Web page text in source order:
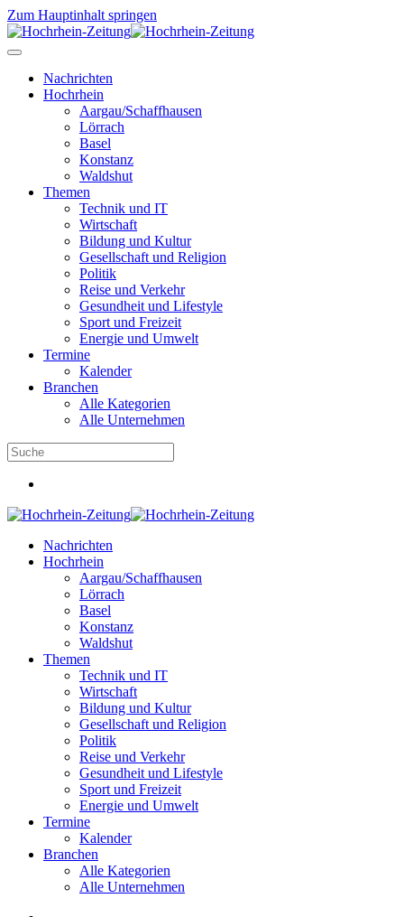
Zum Hauptinhalt springen
Nachrichten
Hochrhein
Aargau/Schaffhausen
Lörrach
Basel
Konstanz
Waldshut
Themen
Technik und IT
Wirtschaft
Bildung und Kultur
Gesellschaft und Religion
Politik
Reise und Verkehr
Gesundheit und Lifestyle
Sport und Freizeit
Energie und Umwelt
Termine
Kalender
Branchen
Alle Kategorien
Alle Unternehmen
Nachrichten
Hochrhein
Aargau/Schaffhausen
Lörrach
Basel
Konstanz
Waldshut
Themen
Technik und IT
Wirtschaft
Bildung und Kultur
Gesellschaft und Religion
Politik
Reise und Verkehr
Gesundheit und Lifestyle
Sport und Freizeit
Energie und Umwelt
Termine
Kalender
Branchen
Alle Kategorien
Alle Unternehmen